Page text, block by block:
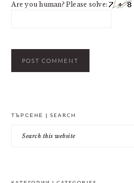
Are you human? Please solve:
ТЪРСЕНЕ | SEARCH
this